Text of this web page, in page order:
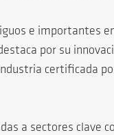
e importantes
por su
certificada
a sectores